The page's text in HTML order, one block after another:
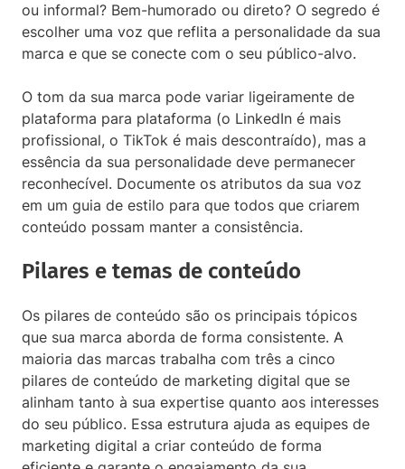
ou informal? Bem-humorado ou direto? O segredo é
escolher uma voz que reflita a personalidade da sua
marca e que se conecte com o seu público-alvo.
O tom da sua marca pode variar ligeiramente de
plataforma para plataforma (o LinkedIn é mais
profissional, o TikTok é mais descontraído), mas a
essência da sua personalidade deve permanecer
reconhecível. Documente os atributos da sua voz
em um guia de estilo para que todos que criarem
conteúdo possam manter a consistência.
Pilares e temas de conteúdo
Os pilares de conteúdo são os principais tópicos
que sua marca aborda de forma consistente. A
maioria das marcas trabalha com três a cinco
pilares de conteúdo de marketing digital que se
alinham tanto à sua expertise quanto aos interesses
do seu público. Essa estrutura ajuda as equipes de
marketing digital a criar conteúdo de forma